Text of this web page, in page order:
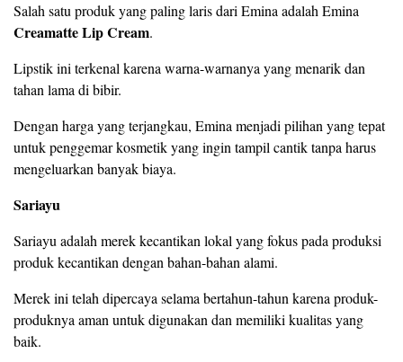
Salah satu produk yang paling laris dari Emina adalah Emina
Creamatte Lip Cream.
Lipstik ini terkenal karena warna-warnanya yang menarik dan
tahan lama di bibir.
Dengan harga yang terjangkau, Emina menjadi pilihan yang tepat
untuk penggemar kosmetik yang ingin tampil cantik tanpa harus
mengeluarkan banyak biaya.
Sariayu
Sariayu adalah merek kecantikan lokal yang fokus pada produksi
produk kecantikan dengan bahan-bahan alami.
Merek ini telah dipercaya selama bertahun-tahun karena produk-
produknya aman untuk digunakan dan memiliki kualitas yang
baik.